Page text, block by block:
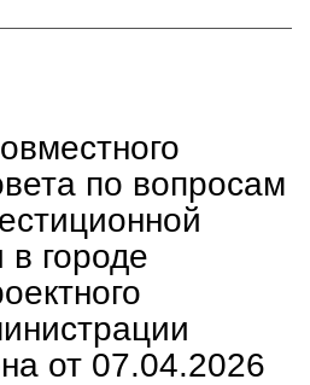
по вопросам
в городе
от 07.04.2026